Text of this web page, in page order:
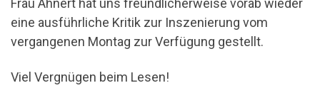
Frau Ahnert hat uns freundlicherweise vorab wieder
eine ausführliche Kritik zur Inszenierung vom
vergangenen Montag zur Verfügung gestellt.
Viel Vergnügen beim Lesen!